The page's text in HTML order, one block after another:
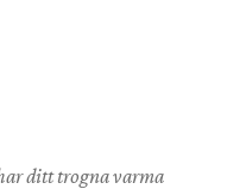
ditt trogna varma